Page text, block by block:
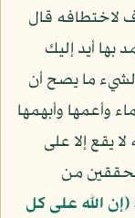
لاختطافه قال
أيد إليك
ما يصح أن
وأعمها وأبهمها
يقع إلا على
من
﴿إن الله على كل